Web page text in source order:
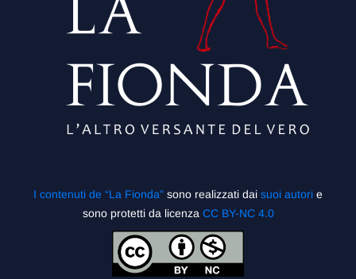
I contenuti de “La Fionda” sono realizzati dai suoi autori e
sono protetti da licenza CC BY-NC 4.0